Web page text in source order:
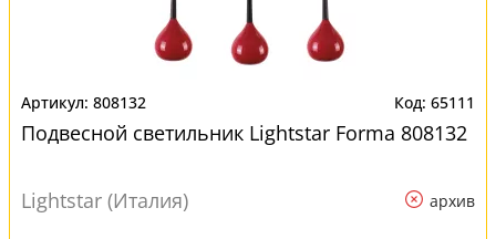
808132 65111
Подвесной светильник Lightstar Forma 808132
Lightstar (Италия) архив